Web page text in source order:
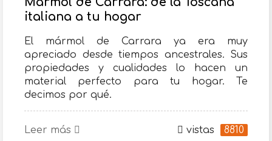
italiana a tu hogar
El mármol de Carrara ya era muy
apreciado desde tiempos ancestrales. Sus
propiedades y cualidades lo hacen un
material perfecto para tu hogar. Te
decimos por qué.
Leer más vistas 8810